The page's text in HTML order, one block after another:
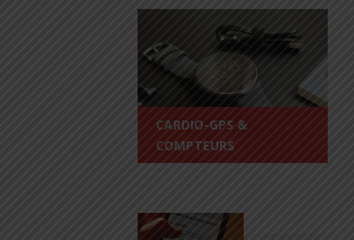
CARDIO-GPS &
COMPTEURS